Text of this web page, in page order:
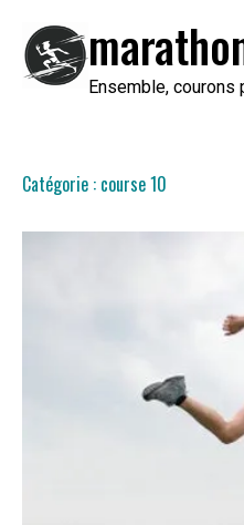
contenu
Ensemble, courons
Catégorie : course 10